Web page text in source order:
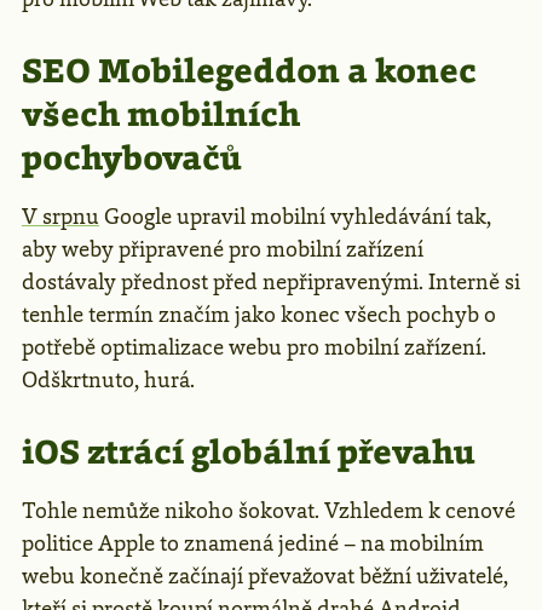
SEO Mobilegeddon a konec
všech mobilních
pochybovačů
V srpnu Google upravil mobilní vyhledávání tak,
aby weby připravené pro mobilní zařízení
dostávaly přednost před nepřipravenými. Interně si
tenhle termín značím jako konec všech pochyb o
potřebě optimalizace webu pro mobilní zařízení.
Odškrtnuto, hurá.
iOS ztrácí globální převahu
Tohle nemůže nikoho šokovat. Vzhledem k cenové
politice Apple to znamená jediné – na mobilním
webu konečně začínají převažovat běžní uživatelé,